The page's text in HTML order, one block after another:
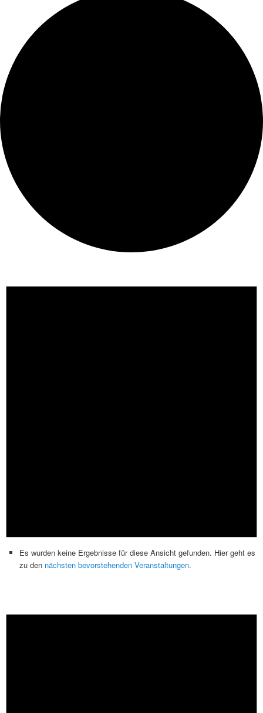
Es wurden keine Ergebnisse für diese Ansicht gefunden. Hier geht es
zu den nächsten bevorstehenden Veranstaltungen.